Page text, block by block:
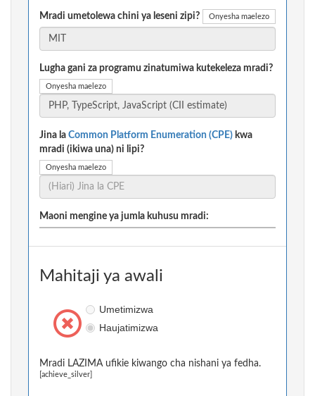
Mradi umetolewa chini ya leseni zipi? Onyesha maelezo
Lugha gani za programu zinatumiwa kutekeleza mradi?
Onyesha maelezo
Jina la Common Platform Enumeration (CPE) kwa
mradi (ikiwa una) ni lipi?
Onyesha maelezo
Maoni mengine ya jumla kuhusu mradi:
Mahitaji ya awali
Umetimizwa
Haujatimizwa
Mradi LAZIMA ufikie kiwango cha nishani ya fedha.
[achieve_silver]